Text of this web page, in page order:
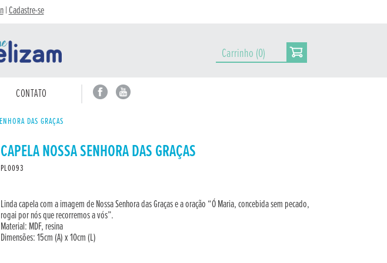
|Cadastre-se
Carrinho (0)
CONTATO
DAS GRAÇAS
CAPELA NOSSA SENHORA DAS GRAÇAS
PL0093
Linda capela com a imagem de Nossa Senhora das Graças e a oração “Ó Maria, concebida sem pecado,
rogai por nós que recorremos a vós”.
Material: MDF, resina
Dimensões: 15cm (A) x 10cm (L)